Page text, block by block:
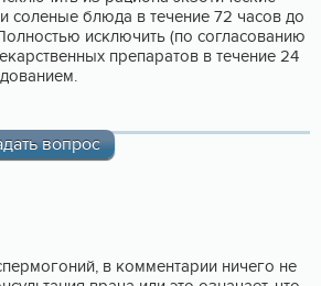
вопрос
соленые блюда в течение 72 часов до
исключить (по согласованию
препаратов в течение 24
в комментарии ничего не